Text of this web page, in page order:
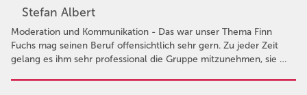
Stefan Albert
Moderation und Kommunikation - Das war unser Thema Finn
Fuchs mag seinen Beruf offensichtlich sehr gern. Zu jeder Zeit
gelang es ihm sehr professional die Gruppe mitzunehmen, sie …